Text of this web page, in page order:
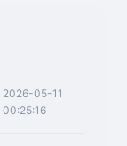
2026-05-11
00:25:16